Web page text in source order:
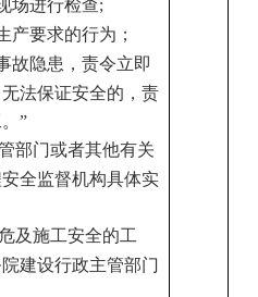
场进行检查;
产要求的行为；
故隐患，责令立即
法保证安全的，责
”
部门或者其他有关
全监督机构具体实
及施工安全的工
建设行政主管部门